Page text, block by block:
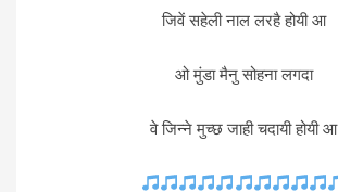
जिवें सहेली नाल लरहै होयी आ
ओ मुंडा मैनु सोहना लगदा
वे जिन्ने मुच्छ जाही चदायी होयी आ